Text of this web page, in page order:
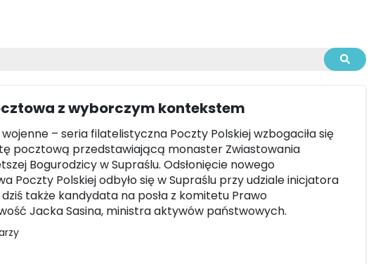
z wyborczym kontekstem
wojenne – seria filatelistyczna Poczty Polskiej wzbogaciła się
pocztową przedstawiającą monaster Zwiastowania
Bogurodzicy w Supraślu. Odsłonięcie nowego
Poczty Polskiej odbyło się w Supraślu przy udziale inicjatora
dziś także kandydata na posła z komitetu Prawo
Jacka Sasina, ministra aktywów państwowych.